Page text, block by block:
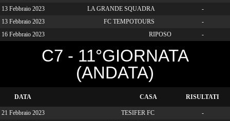
13 Febbraio 2023
LA GRANDE SQUADRA
-
13 Febbraio 2023
FC TEMPOTOURS
-
16 Febbraio 2023
RIPOSO -
C7 - 11°GIORNATA
(ANDATA)
DATA CASA RISULTATI
21 Febbraio 2023 TESIFER FC
-